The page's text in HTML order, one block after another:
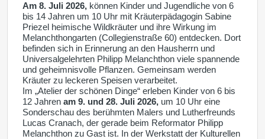
Am 8. Juli 2026, können Kinder und Jugendliche von 6
bis 14 Jahren um 10 Uhr mit Kräuterpädagogin Sabine
Priezel heimische Wildkräuter und ihre Wirkung im
Melanchthongarten (Collegienstraße 60) entdecken. Dort
befinden sich in Erinnerung an den Hausherrn und
Universalgelehrten Philipp Melanchthon viele spannende
und geheimnisvolle Pflanzen. Gemeinsam werden
Kräuter zu leckeren Speisen verarbeitet.
Im „Atelier der schönen Dinge“ erleben Kinder von 6 bis
12 Jahren am 9. und 28. Juli 2026, um 10 Uhr eine
Sonderschau des berühmten Malers und Lutherfreunds
Lucas Cranach, der gerade beim Reformator Philipp
Melanchthon zu Gast ist. In der Werkstatt der Kulturellen